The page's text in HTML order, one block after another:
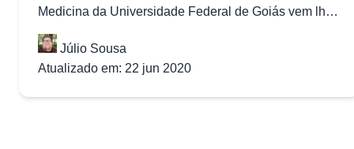
Medicina da Universidade Federal de Goiás vem lhes
convidar...
Júlio Sousa
Atualizado em: 22 jun 2020